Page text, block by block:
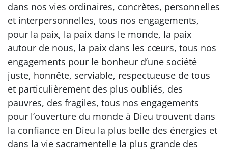
dans nos vies ordinaires, concrètes, personnelles
et interpersonnelles, tous nos engagements,
pour la paix, la paix dans le monde, la paix
autour de nous, la paix dans les cœurs, tous nos
engagements pour le bonheur d’une société
juste, honnête, serviable, respectueuse de tous
et particulièrement des plus oubliés, des
pauvres, des fragiles, tous nos engagements
pour l’ouverture du monde à Dieu trouvent dans
la confiance en Dieu la plus belle des énergies et
dans la vie sacramentelle la plus grande des